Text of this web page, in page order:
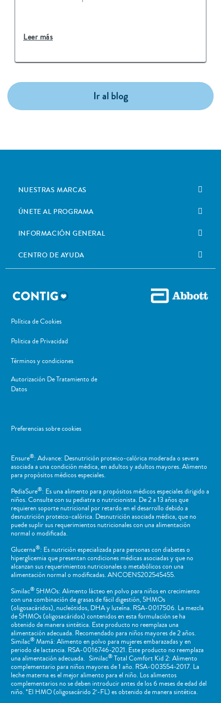
Leer más
Ir al blog
NUESTRAS MARCAS
ÚNETE AL PROGRAMA
INFORMACIÓN GENERAL
CENTRO DE AYUDA
Política de Cookies
Politica de Privacidad
Términos y condiciones
Autorización De Tratamiento de
Datos
Preferencias sobre cookies
Ensure®: Advance: Desnutrición proteico-calórica moderada o severa
asociada a una condición médica, en adultos y adultos mayores. Alimento
para propósitos médicos especiales.
PediaSure®: Es una alimento para propósitos médicos especiales dirigido a
niños​. Consulte con su pediatra o nutricionista. De 2 a 13 años que
requieren soporte nutricional por retardo en el desarrollo debido a
desnutrición proteico-calórica. Desnutrición asociada médica, que no
puede suplir sus requerimientos nutricionales con una alimentación
normal o ​modificada.
Glucerna®: Es nutrición especializada para personas con diabetes o
hiperglicemia que presentan condiciones médicas asociadas y que no
alcanzan sus requerimientos nutricionales o metabólicos con una
alimentación normal o modificadas. ANCOENS202545455.
Similac®5HMOs: Alimento lácteo en polvo para niños en crecimiento
con una combinación de grasas de fácil digestión, 5HMOs
(oligosacáridos), nucleótidos, DHA y luteína. RSA-0017506. La mezcla
de 5HMOs (oligosacáridos) contenidos en esta formulación se ha
obtenido de manera sintética. Este producto no reemplaza una
alimentación adecuada. Recomendado para niños mayores de 2 años.
Similac®Mamá: Alimento en polvo para mujeres embarazadas y en
periodo de lactancia. RSA-0016746-2021. Este producto no reemplaza
una alimentación adecuada. Similac®Total Comfort Kid 2: Alimento
complementario para niños mayores de 1 año. RSA-003554-2017. La
leche materna es el mejor alimento para el niño. Los alimentos
complementarios no se deben introducir antes de los 6 meses de edad del
niño. *El HMO (oligosacárido 2’-FL) es obtenido de manera sintética.